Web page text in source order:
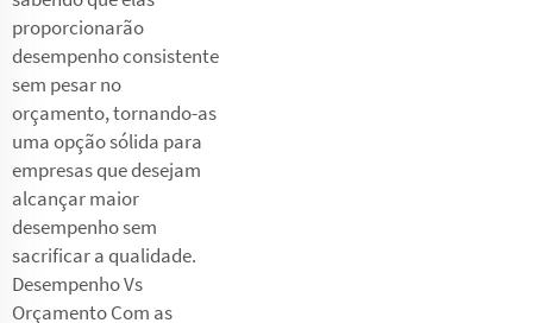
proporcionarão
desempenho consistente
sem pesar no
orçamento, tornando-as
uma opção sólida para
empresas que desejam
alcançar maior
desempenho sem
sacrificar a qualidade.
Desempenho Vs
Orçamento Com as